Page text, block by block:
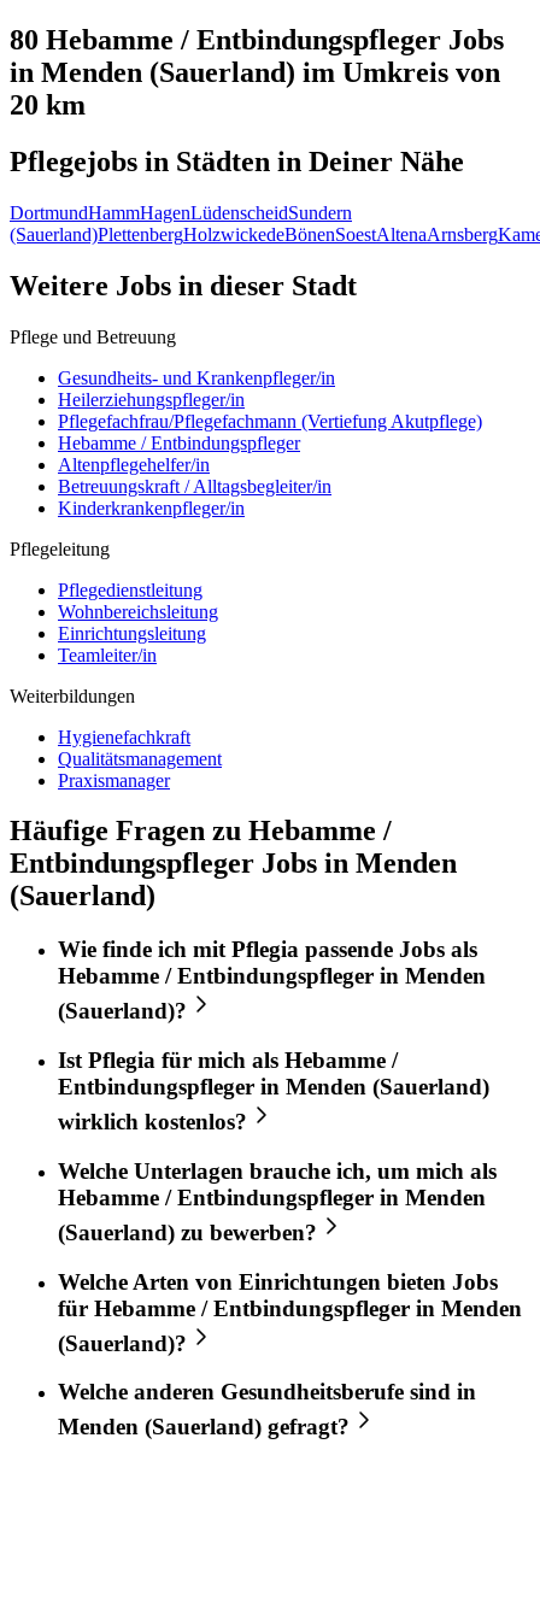
80 Hebamme / Entbindungspfleger Jobs
in Menden (Sauerland) im Umkreis von
20 km
Pflegejobs in Städten in Deiner Nähe
DortmundHammHagenLüdenscheidSundern
(Sauerland)PlettenbergHolzwickedeBönenSoestAltenaArnsberg
Weitere Jobs in dieser Stadt
Pflege und Betreuung
Gesundheits- und Krankenpfleger/in
Heilerziehungspfleger/in
Pflegefachfrau/Pflegefachmann (Vertiefung Akutpflege)
Hebamme / Entbindungspfleger
Altenpflegehelfer/in
Betreuungskraft / Alltagsbegleiter/in
Kinderkrankenpfleger/in
Pflegeleitung
Pflegedienstleitung
Wohnbereichsleitung
Einrichtungsleitung
Teamleiter/in
Weiterbildungen
Hygienefachkraft
Qualitätsmanagement
Praxismanager
Häufige Fragen zu Hebamme /
Entbindungspfleger Jobs in Menden
(Sauerland)
Wie finde ich mitPflegia passende Jobs als
Hebamme / Entbindungspfleger in Menden
(Sauerland)?
Ist Pflegia für mich als Hebamme /
Entbindungspfleger in Menden (Sauerland)
wirklich kostenlos?
Welche Unterlagen brauche ich, um mich als
Hebamme / Entbindungspfleger in Menden
(Sauerland) zu bewerben?
Welche Arten von Einrichtungen bieten Jobs
für Hebamme / Entbindungspfleger in Menden
(Sauerland)?
Welche anderen Gesundheitsberufe sind in
Menden (Sauerland) gefragt?